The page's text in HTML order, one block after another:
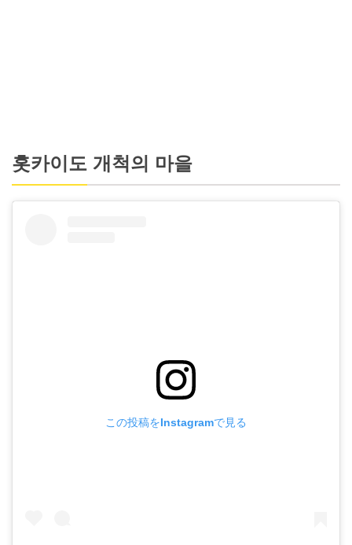
홋카이도 개척의 마을
この投稿をInstagramで見る